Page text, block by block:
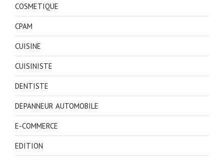
COSMETIQUE
CPAM
CUISINE
CUISINISTE
DENTISTE
DEPANNEUR AUTOMOBILE
E-COMMERCE
EDITION